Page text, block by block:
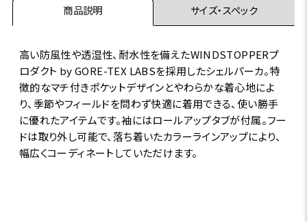
商品説明 サイズ・スペック
高い防風性や透湿性、耐水性を備えたWINDSTOPPERプ
ロダクト by GORE-TEX LABSを採用したシェルパーカ。特
徴的なマチ付きポケットデザインとやわらかな着心地によ
り、季節やフィールドを問わず快適に着用できる、使い勝手
に優れたアイテムです。袖にはロールアップタブが付属。フー
ドは取り外し可能で、落ち着いたカラーラインアップにより、
幅広くコーディネートしていただけます。